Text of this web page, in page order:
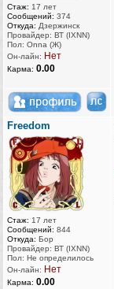
Стаж: 17 лет
Сообщений: 374
Откуда: Дзержинск
Провайдер: ВТ (IXNN)
Пол: Onna (Ж)
Он-лайн: Нет
Карма: 0.00
Freedom
Стаж: 17 лет
Сообщений: 844
Откуда: Бор
Провайдер: ВТ (IXNN)
Пол: Не определилось
Он-лайн: Нет
Карма: 0.00